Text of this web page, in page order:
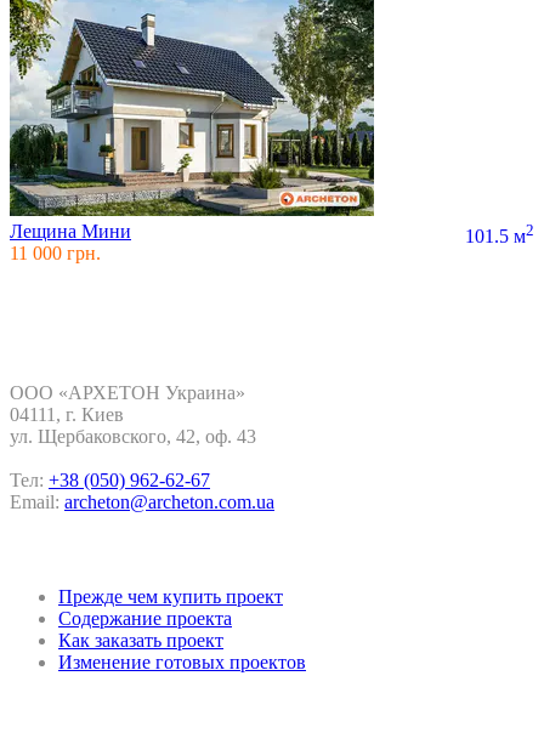
Лещина Мини 101.5 м2
11 000 грн.
ООО «АРХЕТОН Украина»
04111, г. Киев
ул. Щербаковского, 42, oф. 43
Тел: +38 (050) 962-62-67
Email: archeton@archeton.com.ua
Прежде чем купить проект
Содержание проекта
Как заказать проект
Изменение готовых проектов